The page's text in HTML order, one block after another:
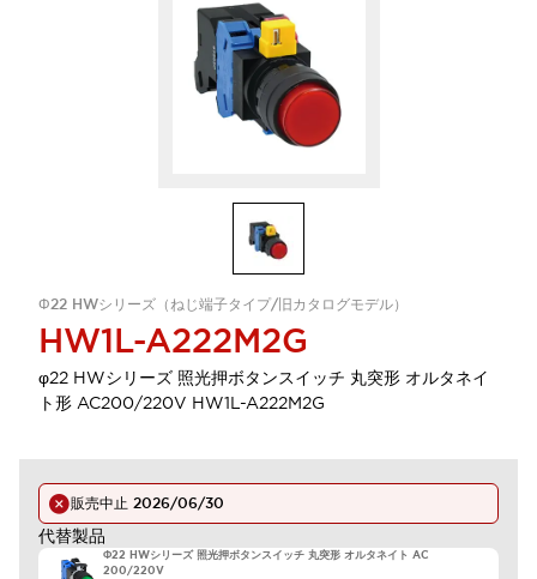
Φ22 HWシリーズ（ねじ端子タイプ/旧カタログモデル）
HW1L-A222M2G
φ22 HWシリーズ 照光押ボタンスイッチ 丸突形 オルタネイ
ト形 AC200/220V HW1L-A222M2G
販売中止 2026/06/30
代替製品
Φ22 HWシリーズ 照光押ボタンスイッチ 丸突形 オルタネイト AC
200/220V